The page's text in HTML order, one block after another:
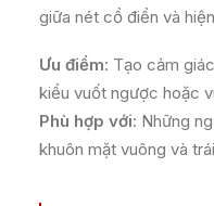
giữa nét cổ điển và
Ưu điểm: Tạo cảm
kiểu vuốt ngược hoặc
Phù hợp với: Những
khuôn mặt vuông và